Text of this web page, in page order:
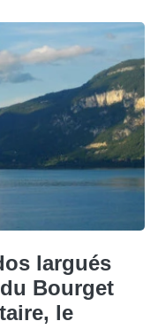
largués
Bourget
le